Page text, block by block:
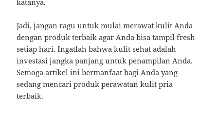
katanya.
Jadi, jangan ragu untuk mulai merawat kulit Anda
dengan produk terbaik agar Anda bisa tampil fresh
setiap hari. Ingatlah bahwa kulit sehat adalah
investasi jangka panjang untuk penampilan Anda.
Semoga artikel ini bermanfaat bagi Anda yang
sedang mencari produk perawatan kulit pria
terbaik.